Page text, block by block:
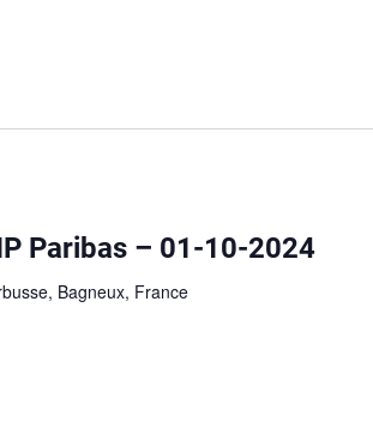
Paribas – 01-10-2024
Bagneux, France